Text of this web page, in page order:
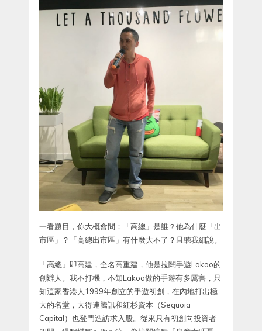
一看題目，你大概會問：「高總」是誰？他為什麼「出
市區」？「高總出市區」有什麼大不了？且聽我細說。
「高總」即高建，全名高重建，他是拉闊手遊Lakoo的
創辦人。我不打機，不知Lakoo做的手遊有多厲害，只
知這家香港人1999年創立的手遊初創，在內地打出極
大的名堂，大得連騰訊和紅杉資本（Sequoia
Capital）也登門造訪求入股。從來只有初創向投資者